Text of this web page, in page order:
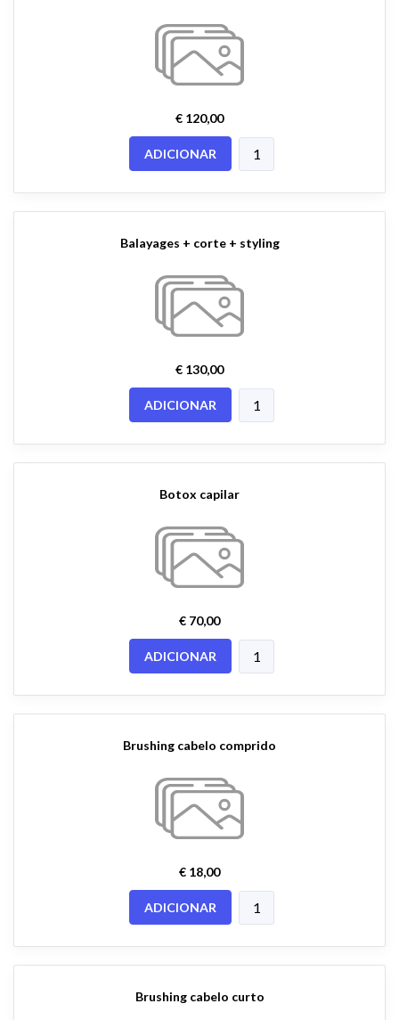
€ 120,00
ADICIONAR
Balayages + corte + styling
€ 130,00
ADICIONAR
Botox capilar
€ 70,00
ADICIONAR
Brushing cabelo comprido
€ 18,00
ADICIONAR
Brushing cabelo curto